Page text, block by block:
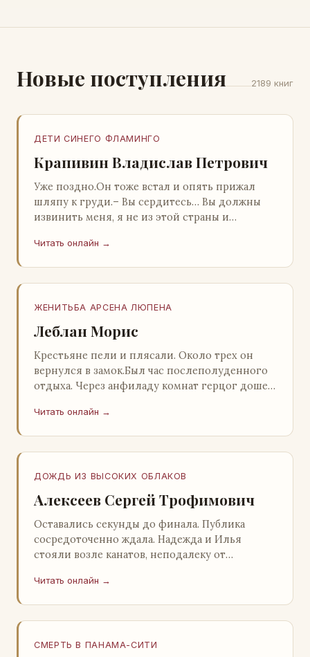
Новые поступления 2189 книг
ДЕТИ СИНЕГО ФЛАМИНГО
Крапивин Владислав Петрович
Уже поздно.Он тоже встал и опять прижал
шляпу к груди.– Вы сердитесь… Вы должны
извинить меня, я не из этой страны и
прошу: выс…
Читать онлайн →
ЖЕНИТЬБА АРСЕНА ЛЮПЕНА
Леблан Морис
Крестьяне пели и плясали. Около трех он
вернулся в замок.Был час послеполуденного
отдыха. Через анфиладу комнат герцог дошел
во…
Читать онлайн →
ДОЖДЬ ИЗ ВЫСОКИХ ОБЛАКОВ
Алексеев Сергей Трофимович
Оставались секунды до финала. Публика
сосредоточенно ждала. Надежда и Илья
стояли возле канатов, неподалеку от
прочей публики, …
Читать онлайн →
СМЕРТЬ В ПАНАМА-СИТИ